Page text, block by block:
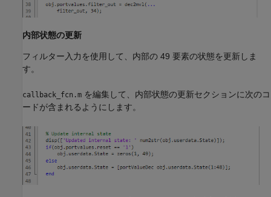
内部状態の更新
フィルター入力を使用して、内部の 49 要素の状態を更新しま
す。
callback_fcn.m を編集して、内部状態の更新セクションに次のコ
ードが含まれるようにします。